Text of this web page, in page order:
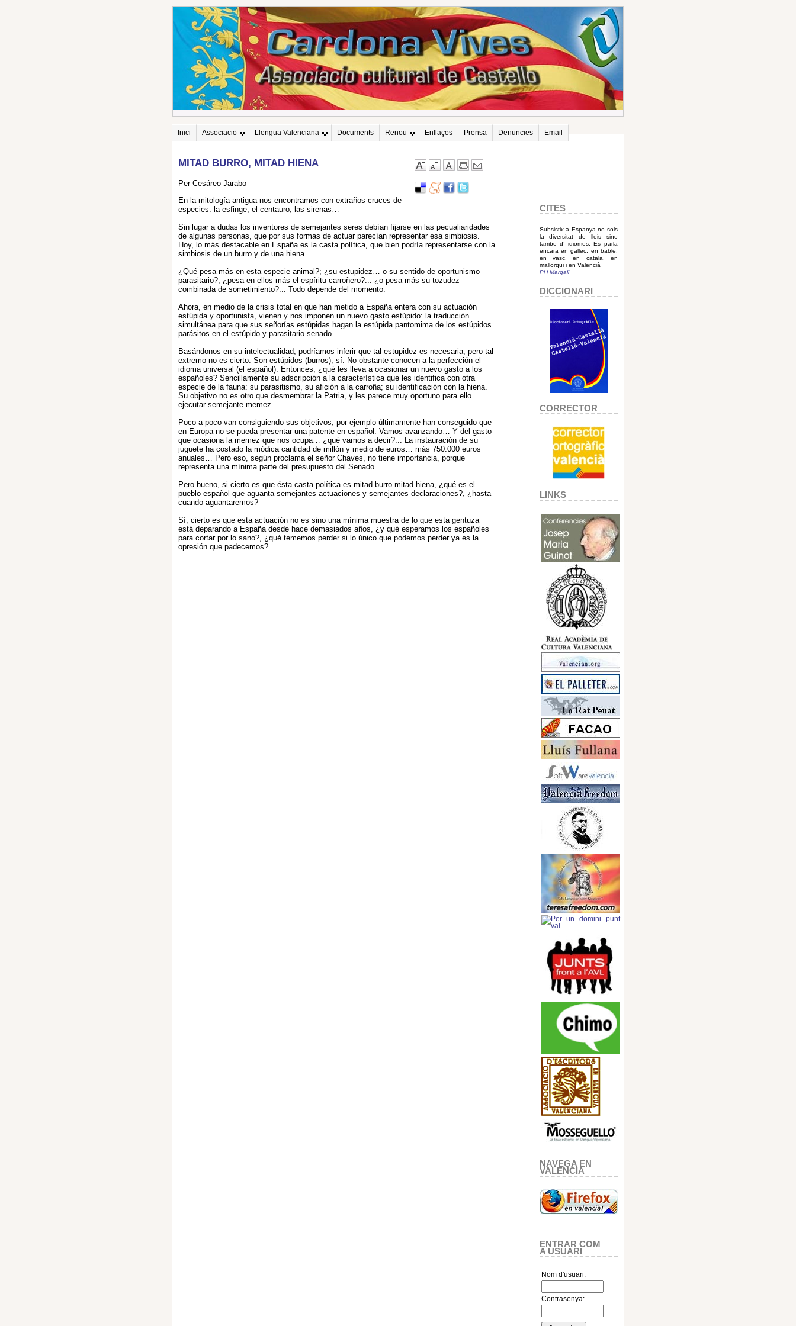
Inici Associacio Llengua Valenciana Documents Renou Enllaços Prensa Denuncies Email
MITAD BURRO, MITAD HIENA
Per Cesáreo Jarabo
En la mitología antigua nos encontramos con extraños cruces de
especies: la esfinge, el centauro, las sirenas…
Sin lugar a dudas los inventores de semejantes seres debían fijarse en las pecualiaridades
de algunas personas, que por sus formas de actuar parecían representar esa simbiosis.
Hoy, lo más destacable en España es la casta política, que bien podría representarse con la
simbiosis de un burro y de una hiena.
¿Qué pesa más en esta especie animal?; ¿su estupidez… o su sentido de oportunismo
parasitario?; ¿pesa en ellos más el espíritu carroñero?... ¿o pesa más su tozudez
combinada de sometimiento?... Todo depende del momento.
Ahora, en medio de la crisis total en que han metido a España entera con su actuación
estúpida y oportunista, vienen y nos imponen un nuevo gasto estúpido: la traducción
simultánea para que sus señorías estúpidas hagan la estúpida pantomima de los estúpidos
parásitos en el estúpido y parasitario senado.
Basándonos en su intelectualidad, podríamos inferir que tal estupidez es necesaria, pero tal
extremo no es cierto. Son estúpidos (burros), sí. No obstante conocen a la perfección el
idioma universal (el español). Entonces, ¿qué les lleva a ocasionar un nuevo gasto a los
españoles? Sencillamente su adscripción a la característica que les identifica con otra
especie de la fauna: su parasitismo, su afición a la carroña; su identificación con la hiena.
Su objetivo no es otro que desmembrar la Patria, y les parece muy oportuno para ello
ejecutar semejante memez.
Poco a poco van consiguiendo sus objetivos; por ejemplo últimamente han conseguido que
en Europa no se pueda presentar una patente en español. Vamos avanzando… Y del gasto
que ocasiona la memez que nos ocupa… ¿qué vamos a decir?... La instauración de su
juguete ha costado la módica cantidad de millón y medio de euros… más 750.000 euros
anuales… Pero eso, según proclama el señor Chaves, no tiene importancia, porque
representa una mínima parte del presupuesto del Senado.
Pero bueno, si cierto es que ésta casta política es mitad burro mitad hiena, ¿qué es el
pueblo español que aguanta semejantes actuaciones y semejantes declaraciones?, ¿hasta
cuando aguantaremos?
Sí, cierto es que esta actuación no es sino una mínima muestra de lo que esta gentuza
está deparando a España desde hace demasiados años, ¿y qué esperamos los españoles
para cortar por lo sano?, ¿qué tememos perder si lo único que podemos perder ya es la
opresión que padecemos?
CITES
Subsistix a Espanya no sols
la diversitat de lleis sino
tambe d’ idiomes. Es parla
encara en gallec, en bable,
en vasc, en catala, en
mallorqui i en Valencià
Pi i Margall
DICCIONARI
CORRECTOR
LINKS
NAVEGA EN
VALENCIA
ENTRAR COM
A USUARI
Nom d'usuari:
Contrasenya: